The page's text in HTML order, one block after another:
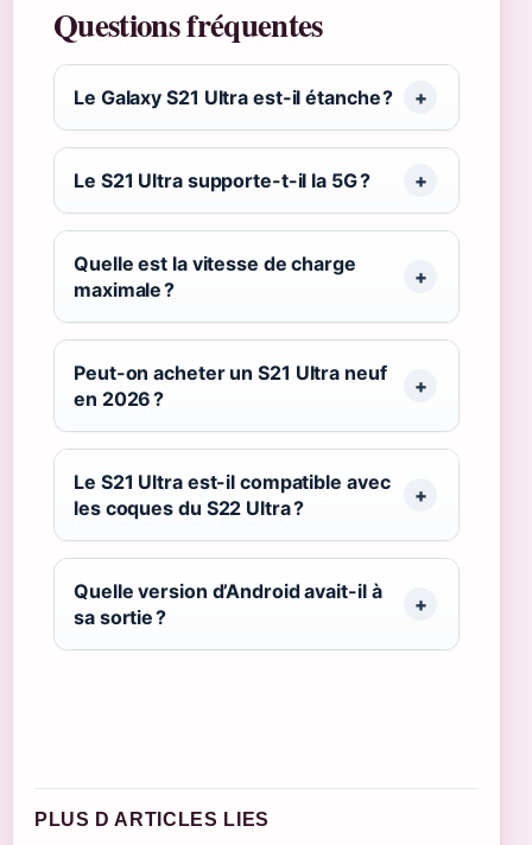
Questions fréquentes
Le Galaxy S21 Ultra est-il étanche ?
Le S21 Ultra supporte-t-il la 5G ?
Quelle est la vitesse de charge
maximale ?
Peut-on acheter un S21 Ultra neuf
en 2026 ?
Le S21 Ultra est-il compatible avec
les coques du S22 Ultra ?
Quelle version d’Android avait-il à
sa sortie ?
PLUS D ARTICLES LIES